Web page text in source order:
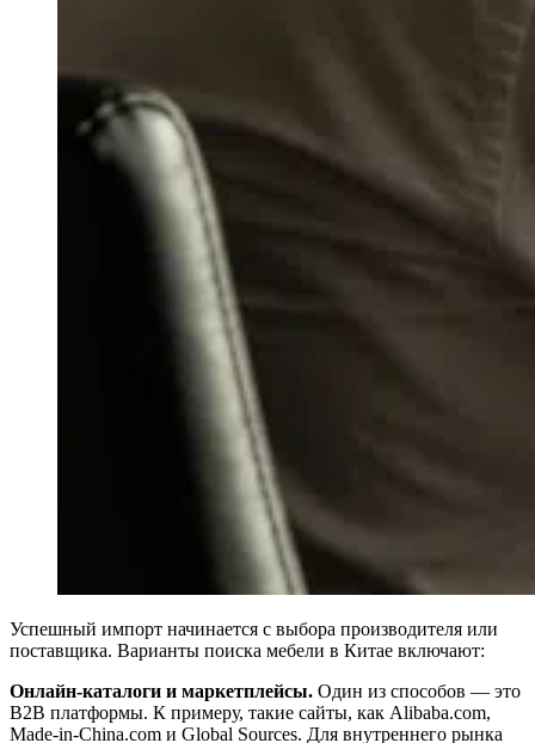
Успешный импорт начинается с выбора производителя или
поставщика. Варианты поиска мебели в Китае включают:
Онлайн-каталоги и маркетплейсы. Один из способов — это
B2B платформы. К примеру, такие сайты, как Alibaba.com,
Made-in-China.com и Global Sources. Для внутреннего рынка